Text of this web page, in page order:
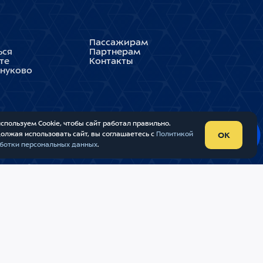
Пассажирам
Партнерам
Контакты
Cookie, чтобы сайт работал правильно.
использовать сайт, вы соглашаетесь с
Политикой
персональных данных.
OK